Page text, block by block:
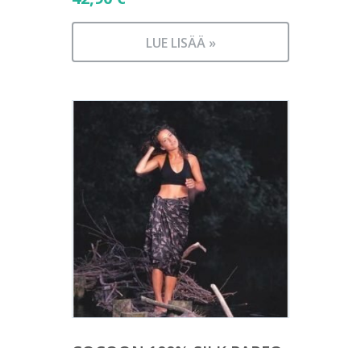
LUE LISÄÄ »